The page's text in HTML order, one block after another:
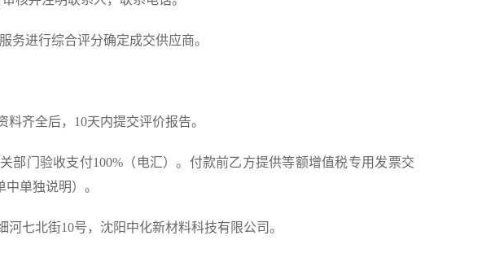
务进行综合评分确定成交供应商。
料齐全后，10天内提交评价报告。
部门验收支付100%（电汇）。付款前乙方提供等额增值税专用发票交
单独说明）。
河七北街10号，沈阳中化新材料科技有限公司。